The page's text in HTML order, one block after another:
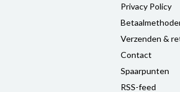
Privacy Policy
Verzenden &
Contact
Spaarpunten
RSS-feed